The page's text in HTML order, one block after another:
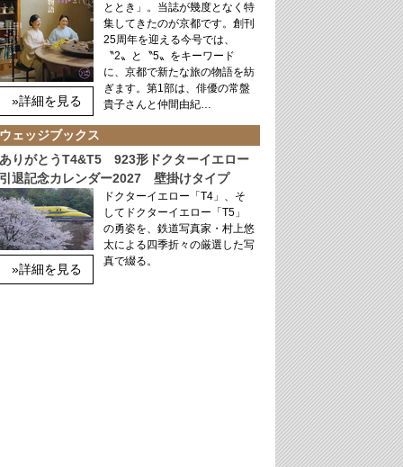
»詳細を見る
ととき」。当誌が幾度となく特
集してきたのが京都です。創刊
25周年を迎える今号では、
〝2〟と〝5〟をキーワード
に、京都で新たな旅の物語を紡
ぎます。第1部は、俳優の常盤
貴子さんと仲間由紀…
ウェッジブックス
ありがとうT4&T5 923形ドクターイエロー
引退記念カレンダー2027 壁掛けタイプ
»詳細を見る
ドクターイエロー「T4」、そ
してドクターイエロー「T5」
の勇姿を、鉄道写真家・村上悠
太による四季折々の厳選した写
真で綴る。